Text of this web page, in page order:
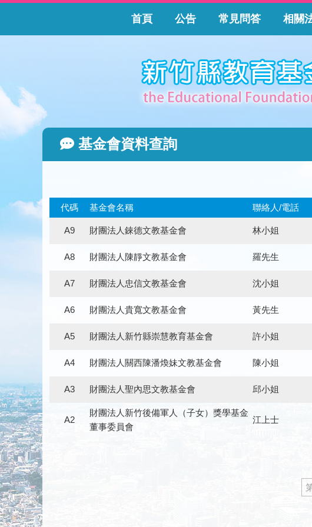
首頁 公告 常見問答 相關
基金會資料查詢
代碼 基金會名稱 聯絡人/電話
A9 財團法人錸德文教基金會 林小姐
A8 財團法人陳靜文教基金會 羅先生
A7 財團法人忠信文教基金會 沈小姐
A6 財團法人貴寬文教基金會 黃先生
A5 財團法人新竹縣崇慧教育基金會 許小姐
A4 財團法人關西陳潘煥妹文教基金會 陳小姐
A3 財團法人聖內思文教基金會 邱小姐
A2
財團法人新竹後備軍人（子女）獎學基金
董事委員會
江上士